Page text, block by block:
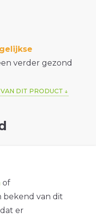
verder gezond
DIT PRODUCT
of
bekend van dit
er